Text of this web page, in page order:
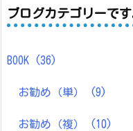
ブログカテゴリーです
BOOK (36)
お勧め（単） (9)
お勧め（複） (10)